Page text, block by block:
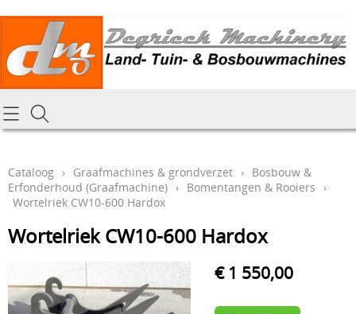
Homepagina
Tractoren & aanbouwdelen
Generatoren
Hoe online bestellen
Mijn bestelling laten leveren
Draai-en freeswerk
Cataloog › Graafmachines & grondverzet › Bosbouw &
Erfonderhoud (Graafmachine) › Bomentangen & Rooiers
›
Wortelriek CW10-600 Hardox
Wortelriek CW10-600 Hardox
€ 1 550,00